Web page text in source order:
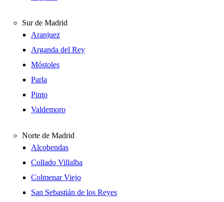
Sur de Madrid
Aranjuez
Arganda del Rey
Móstoles
Parla
Pinto
Valdemoro
Norte de Madrid
Alcobendas
Collado Villalba
Colmenar Viejo
San Sebastián de los Reyes